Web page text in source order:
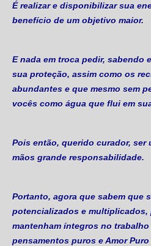
É realizar e disponibilizar sua
benefício de um objetivo maior.
E nada em troca pedir, sabendo
sua proteção, assim como os
abundantes e que mesmo sem
vocês como água que flui em
Pois então, querido curador, ser
mãos grande responsabilidade.
Portanto, agora que sabem que
potencializados e multiplicados,
mantenham íntegros no trabalho
pensamentos puros e Amor